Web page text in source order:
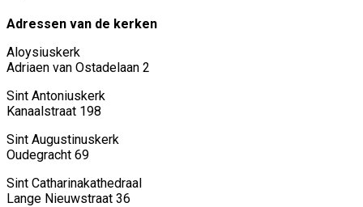
Adressen van de kerken
Aloysiuskerk
Adriaen van Ostadelaan 2
Sint Antoniuskerk
Kanaalstraat 198
Sint Augustinuskerk
Oudegracht 69
Sint Catharinakathedraal
Lange Nieuwstraat 36